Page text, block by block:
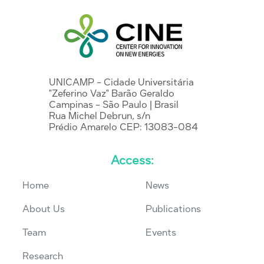
UNICAMP - Cidade Universitária
"Zeferino Vaz" Barão Geraldo
Campinas - São Paulo | Brasil
Rua Michel Debrun, s/n
Prédio Amarelo CEP: 13083-084
Access:
Home
About Us
Team
Research
News
Publications
Events